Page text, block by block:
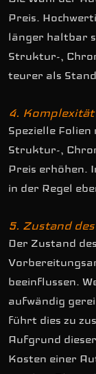
Preis.
länger haltbar
Struktur-,
teurer als
4. Komplexität
Spezielle
Struktur-,
Preis erhöhen.
in der Regel
5. Zustand
Der Zustand
beeinflussen.
aufwändig
führt dies zu
Aufgrund
Kosten einer